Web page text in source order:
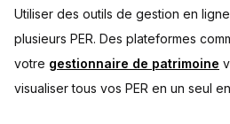
Utiliser des outils de gestion en
plusieurs PER. Des plateformes
votre gestionnaire de patrimoine
visualiser tous vos PER en un seul